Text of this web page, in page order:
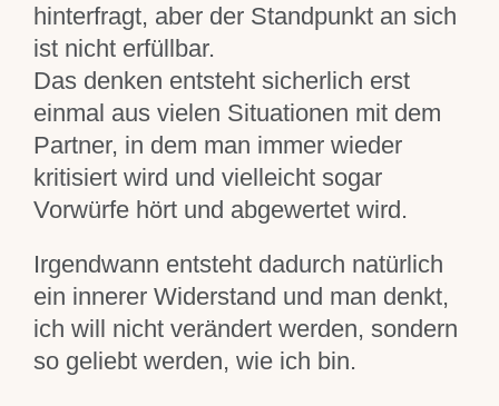
hinterfragt, aber der Standpunkt an sich
ist nicht erfüllbar.
Das denken entsteht sicherlich erst
einmal aus vielen Situationen mit dem
Partner, in dem man immer wieder
kritisiert wird und vielleicht sogar
Vorwürfe hört und abgewertet wird.
Irgendwann entsteht dadurch natürlich
ein innerer Widerstand und man denkt,
ich will nicht verändert werden, sondern
so geliebt werden, wie ich bin.